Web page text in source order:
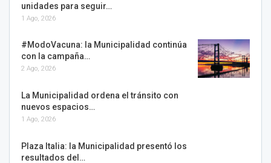
unidades para seguir…
1 Ago, 2026
#ModoVacuna: la Municipalidad continúa
con la campaña…
2 Ago, 2026
La Municipalidad ordena el tránsito con
nuevos espacios…
1 Ago, 2026
Plaza Italia: la Municipalidad presentó los
resultados del…